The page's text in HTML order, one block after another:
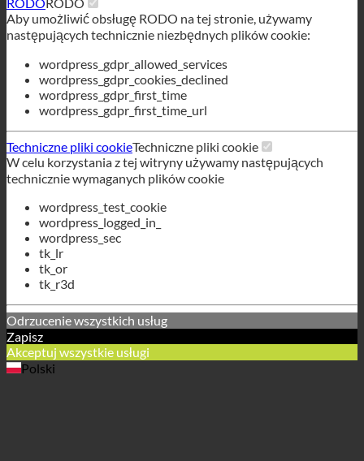
RODORODO
Aby umożliwić obsługę RODO na tej stronie, używamy
następujących technicznie niezbędnych plików cookie:
wordpress_gdpr_allowed_services
wordpress_gdpr_cookies_declined
wordpress_gdpr_first_time
wordpress_gdpr_first_time_url
Techniczne pliki cookie Techniczne pliki cookie
W celu korzystania z tej witryny używamy następujących
technicznie wymaganych plików cookie
wordpress_test_cookie
wordpress_logged_in_
wordpress_sec
tk_lr
tk_or
tk_r3d
Odrzucenie wszystkich usług
Zapisz
Akceptuj wszystkie usługi
Polski